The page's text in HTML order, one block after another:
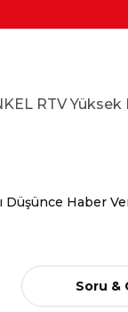
RTV Yüksek
Düşünce Haber
Soru &